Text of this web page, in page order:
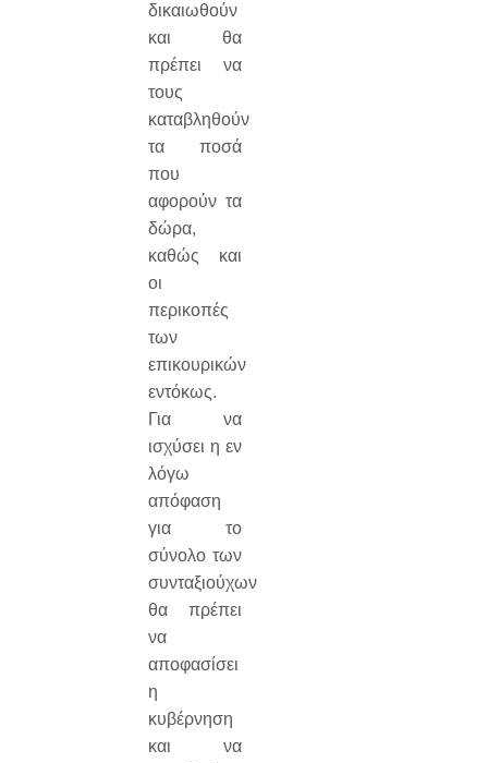
δικαιωθούν
και θα
πρέπει να
τους
καταβληθούν
τα ποσά
που
αφορούν τα
δώρα,
καθώς και
οι
περικοπές
των
επικουρικών
εντόκως.
Για να
ισχύσει η εν
λόγω
απόφαση
για το
σύνολο των
συνταξιούχων
θα πρέπει
να
αποφασίσει
η
κυβέρνηση
και να